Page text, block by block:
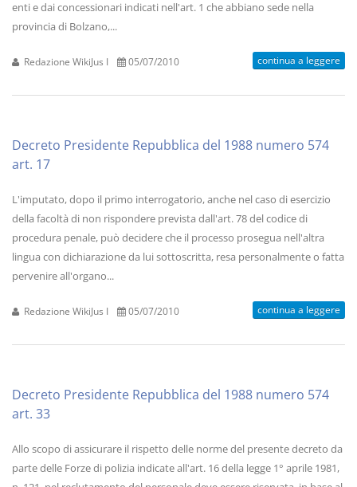
enti e dai concessionari indicati nell'art. 1 che abbiano sede nella
provincia di Bolzano,...
Redazione WikiJus I 05/07/2010 continua a leggere
Decreto Presidente Repubblica del 1988 numero 574
art. 17
L'imputato, dopo il primo interrogatorio, anche nel caso di esercizio
della facoltà di non rispondere prevista dall'art. 78 del codice di
procedura penale, può decidere che il processo prosegua nell'altra
lingua con dichiarazione da lui sottoscritta, resa personalmente o fatta
pervenire all'organo...
Redazione WikiJus I 05/07/2010 continua a leggere
Decreto Presidente Repubblica del 1988 numero 574
art. 33
Allo scopo di assicurare il rispetto delle norme del presente decreto da
parte delle Forze di polizia indicate all'art. 16 della legge 1° aprile 1981,